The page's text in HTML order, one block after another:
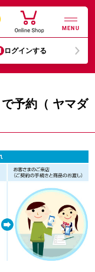
MENU
ログインする
予約（ ヤマダ